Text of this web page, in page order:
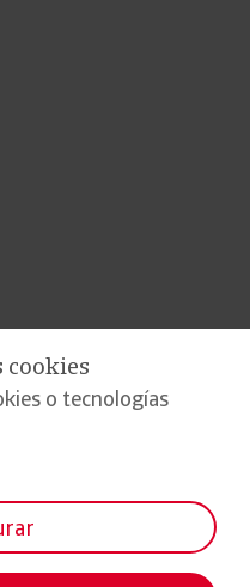
cookies
o tecnologías